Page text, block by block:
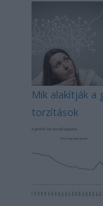
Mik alakítják a
torzítások